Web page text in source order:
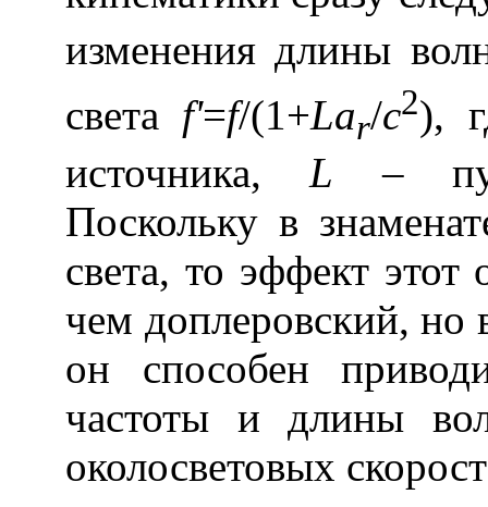
изменения длины
света f'=f/(1+Lar/c2),
источника,L –
Поскольку в
света, то эффект
чем доплеровский, но
он способен
частоты и длины
околосветовых